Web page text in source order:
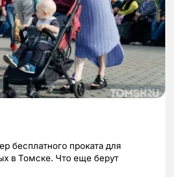
бесплатного проката для
в Томске. Что еще берут